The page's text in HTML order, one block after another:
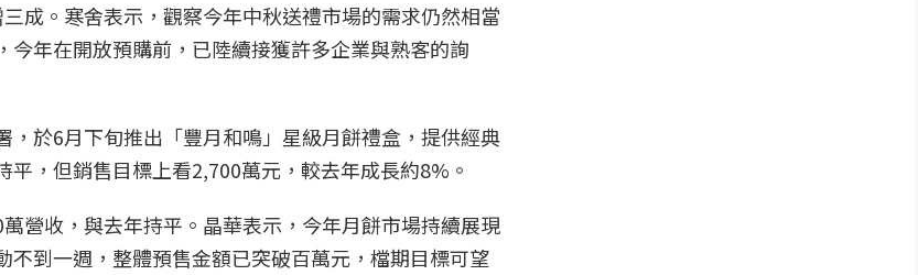
成。寒舍表示，觀察今年中秋送禮市場的需求仍然相當
年在開放預購前，已陸續接獲許多企業與熟客的詢
於6月下旬推出「豐月和鳴」星級月餅禮盒，提供經典
，但銷售目標上看2,700萬元，較去年成長約8%。
營收，與去年持平。晶華表示，今年月餅市場持續展現
到一週，整體預售金額已突破百萬元，檔期目標可望